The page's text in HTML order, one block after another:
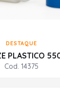
DESTAQUE
PLASTICO
Cod. 14375